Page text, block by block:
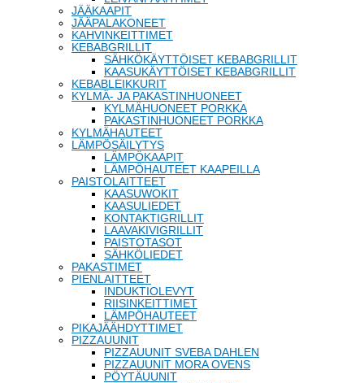
JÄÄKAAPIT
JÄÄPALAKONEET
KAHVINKEITTIMET
KEBABGRILLIT
SÄHKÖKÄYTTÖISET KEBABGRILLIT
KAASUKÄYTTÖISET KEBABGRILLIT
KEBABLEIKKURIT
KYLMÄ- JA PAKASTINHUONEET
KYLMÄHUONEET PORKKA
PAKASTINHUONEET PORKKA
KYLMÄHAUTEET
LÄMPÖSÄILYTYS
LÄMPÖKAAPIT
LÄMPÖHAUTEET KAAPEILLA
PAISTOLAITTEET
KAASUWOKIT
KAASULIEDET
KONTAKTIGRILLIT
LAAVAKIVIGRILLIT
PAISTOTASOT
SÄHKÖLIEDET
PAKASTIMET
PIENLAITTEET
INDUKTIOLEVYT
RIISINKEITTIMET
LÄMPÖHAUTEET
PIKAJÄÄHDYTTIMET
PIZZAUUNIT
PIZZAUUNIT SVEBA DAHLEN
PIZZAUUNIT MORA OVENS
PÖYTÄUUNIT